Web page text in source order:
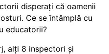
disperați că oamenii
Ce se întâmplă cu
educatorii?
alți 8 inspectori și